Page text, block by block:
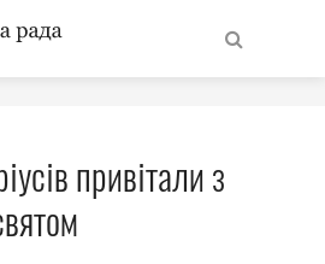
Про місто
привітали з